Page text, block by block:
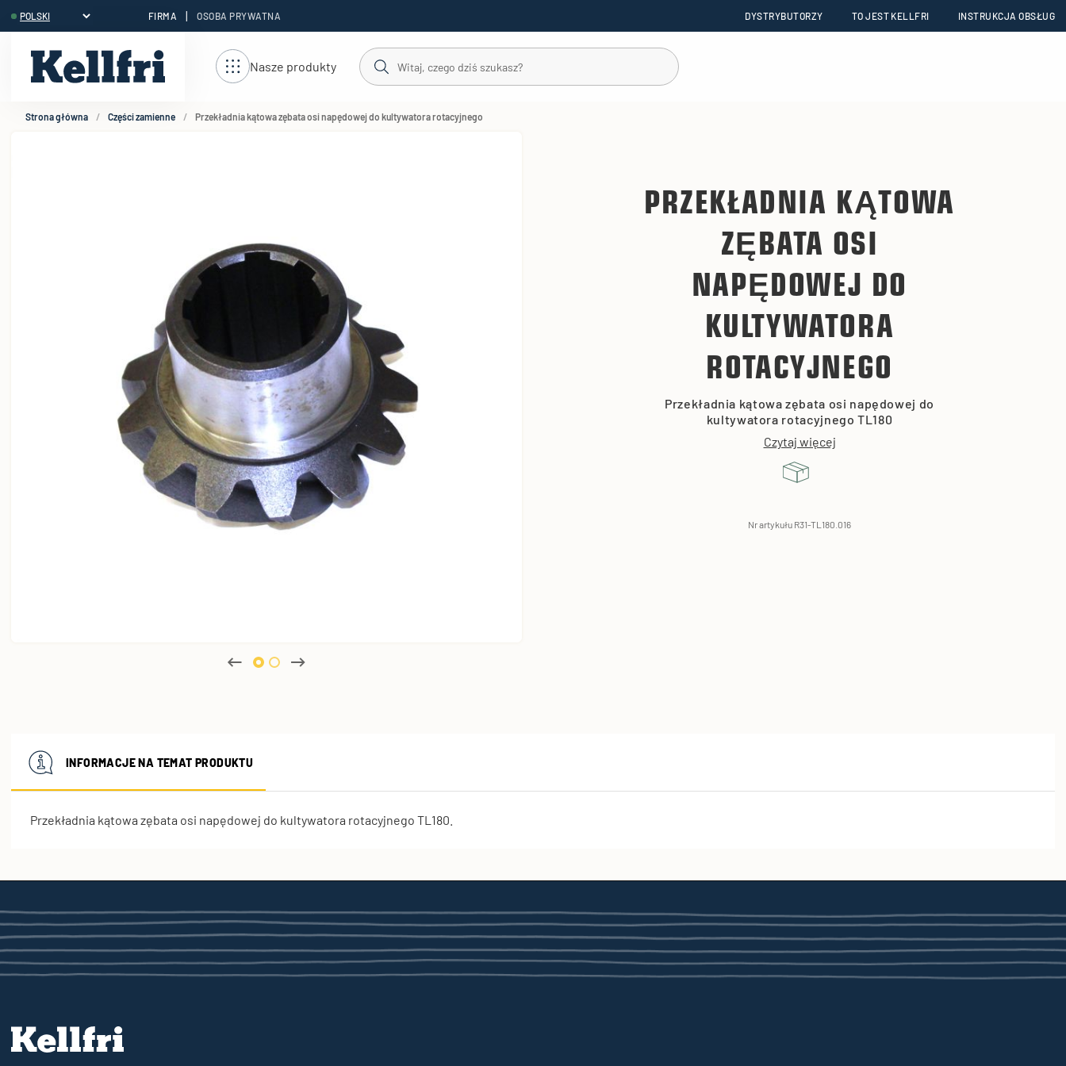
FIRMA | OSOBA PRYWATNA DYSTRYBUTORZY TO JEST KELLFRI INSTRUKCJA OBSŁUG
Nasze produkty
Strona główna Części zamienne Przekładnia kątowa zębata osi napędowej do kultywatora rotacyjnego
PRZEKŁADNIA KĄTOWA
ZĘBATA OSI
NAPĘDOWEJ DO
KULTYWATORA
ROTACYJNEGO
Przekładnia kątowa zębata osi napędowej do
kultywatora rotacyjnego TL180
Czytaj więcej
Nr artykułu R31-TL180.016
INFORMACJE NA TEMAT PRODUKTU
Przekładnia kątowa zębata osi napędowej do kultywatora rotacyjnego TL180.